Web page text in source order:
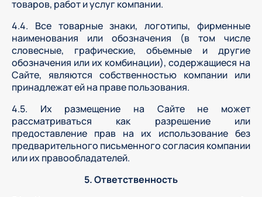
товаров, работ и услуг компании.
4.4. Все товарные знаки, логотипы, фирменные
наименования или обозначения (в том числе
словесные, графические, объемные и другие
обозначения или их комбинации), содержащиеся на
Сайте, являются собственностью компании или
принадлежат ей на праве пользования.
4.5. Их размещение на Сайте не может
рассматриваться как разрешение или
предоставление прав на их использование без
предварительного письменного согласия компании
или их правообладателей.
5. Ответственность